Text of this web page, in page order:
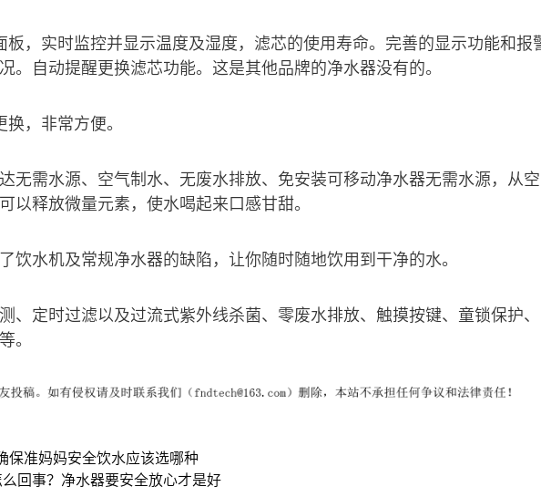
板，实时监控并显示温度及湿度，滤芯的使用寿命。完善的显示功能和报
。自动提醒更换滤芯功能。这是其他品牌的净水器没有的。
，非常方便。
无需水源、空气制水、无废水排放、免安装可移动净水器无需水源，从空
以释放微量元素，使水喝起来口感甘甜。
饮水机及常规净水器的缺陷，让你随时随地饮用到干净的水。
、定时过滤以及过流式紫外线杀菌、零废水排放、触摸按键、童锁保护、
。
保准妈妈安全饮水应该选哪种
回事？净水器要安全放心才是好